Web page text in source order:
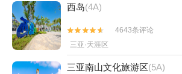
西岛(4A)


4643条评论
三亚·天涯区
三亚南山文化旅游区(5A)